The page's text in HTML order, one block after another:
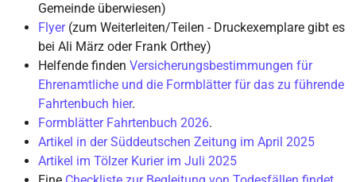
Gemeinde überwiesen)
Flyer(zum Weiterleiten/Teilen - Druckexemplare gibt es
bei Ali März oder Frank Orthey)
Helfende finden Versicherungsbestimmungen für
Ehrenamtliche und die Formblätter für das zu führende
Fahrtenbuch hier.
Formblätter Fahrtenbuch 2026.
Artikel in der Süddeutschen Zeitung im April 2025
Artikel im Tölzer Kurier im Juli 2025